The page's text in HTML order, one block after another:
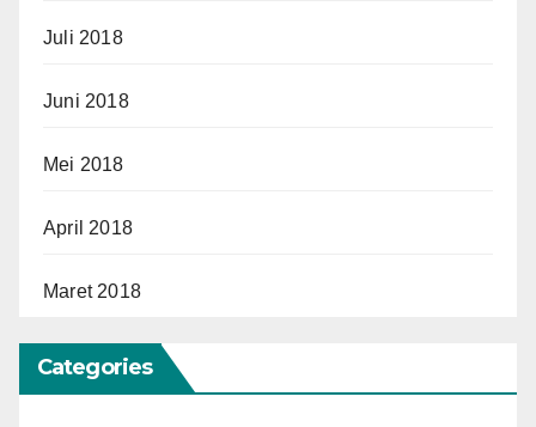
Juli 2018
Juni 2018
Mei 2018
April 2018
Maret 2018
Categories